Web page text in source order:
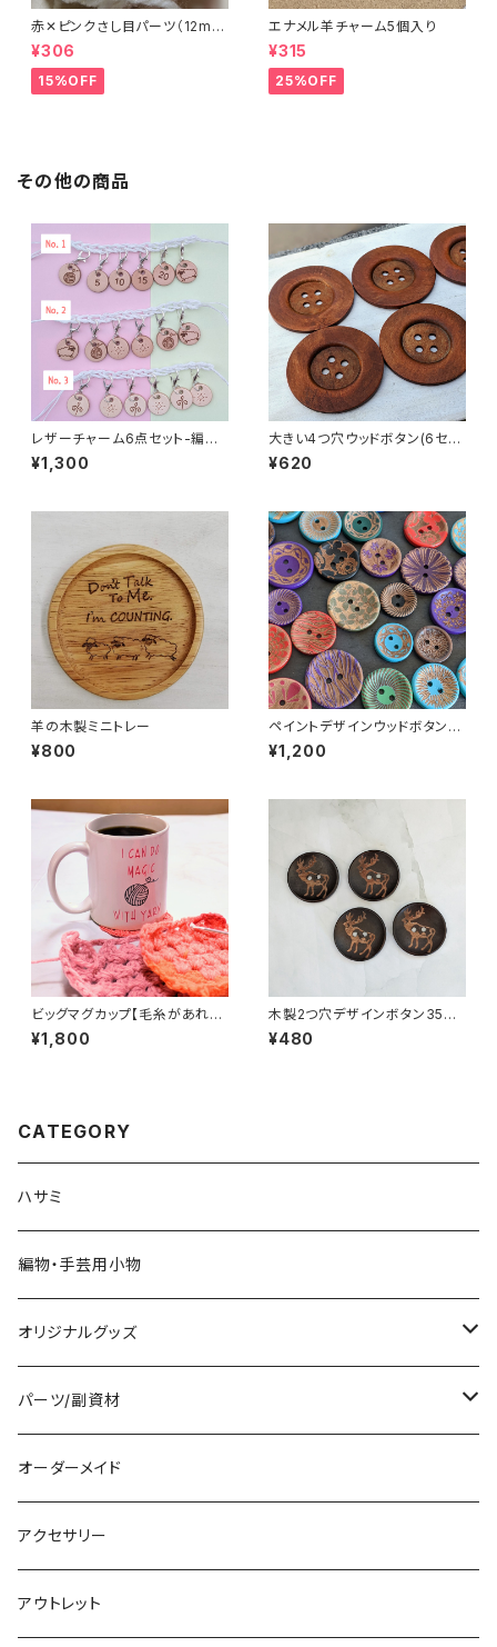
赤✕ピンクさし目パーツ（12m
m）（4個セット）
¥306
15%OFF
エナメル羊チャーム5個入り
¥315
25%OFF
その他の商品
レザーチャーム6点セット-編み
物用ステッチマーカー
¥1,300
大きい4つ穴ウッドボタン(6セン
チ)(2個セット)
¥620
羊の木製ミニトレー
¥800
ペイントデザインウッドボタンア
ソート(40個以上)
¥1,200
ビッグマグカップ【毛糸があれば
魔法がつかえるの】陶器製【送料
無料】
¥1,800
木製2つ穴デザインボタン35m
mトナカイ(4個セット)
¥480
CATEGORY
ハサミ
編物・手芸用小物
オリジナルグッズ
編み物パターン
パーツ/副資材
タグ
顔パーツ
ボタン
オーダーメイド
アクセサリー
アウトレット